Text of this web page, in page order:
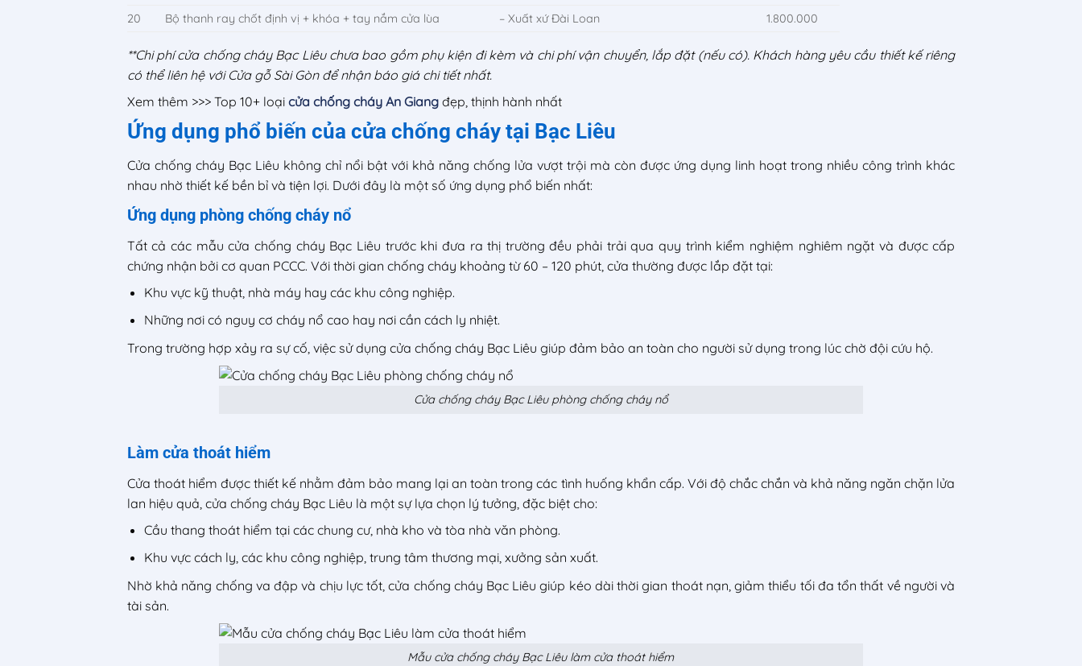
20
Bộ thanh ray chốt định vị + khóa + tay nắm cửa lùa – Xuất xứ Đài Loan 1.800.000
**Chi phí cửa chống cháy Bạc Liêu chưa bao gồm phụ kiện đi kèm và chi phí vận chuyển, lắp đặt (nếu có). Khách hàng yêu cầu thiết kế riêng
có thể liên hệ với Cửa gỗ Sài Gòn để nhận báo giá chi tiết nhất.
Xem thêm >>> Top 10+ loại cửa chống cháy An Giangđẹp, thịnh hành nhất
Ứng dụng phổ biến của cửa chống cháy tại Bạc Liêu
Cửa chống cháy Bạc Liêu không chỉ nổi bật với khả năng chống lửa vượt trội mà còn được ứng dụng linh hoạt trong nhiều công trình khác
nhau nhờ thiết kế bền bỉ và tiện lợi. Dưới đây là một số ứng dụng phổ biến nhất:
Ứng dụng phòng chống cháy nổ
Tất cả các mẫu cửa chống cháy Bạc Liêu trước khi đưa ra thị trường đều phải trải qua quy trình kiểm nghiệm nghiêm ngặt và được cấp
chứng nhận bởi cơ quan PCCC. Với thời gian chống cháy khoảng từ 60 – 120 phút, cửa thường được lắp đặt tại:
Khu vực kỹ thuật, nhà máy hay các khu công nghiệp.
Những nơi có nguy cơ cháy nổ cao hay nơi cần cách ly nhiệt.
Trong trường hợp xảy ra sự cố, việc sử dụng cửa chống cháy Bạc Liêu giúp đảm bảo an toàn cho người sử dụng trong lúc chờ đội cứu hộ.
Cửa chống cháy Bạc Liêu phòng chống cháy nổ
Làm cửa thoát hiểm
Cửa thoát hiểm được thiết kế nhằm đảm bảo mang lại an toàn trong các tình huống khẩn cấp. Với độ chắc chắn và khả năng ngăn chặn lửa
lan hiệu quả, cửa chống cháy Bạc Liêu là một sự lựa chọn lý tưởng, đặc biệt cho:
Cầu thang thoát hiểm tại các chung cư, nhà kho và tòa nhà văn phòng.
Khu vực cách ly, các khu công nghiệp, trung tâm thương mại, xưởng sản xuất.
Nhờ khả năng chống va đập và chịu lực tốt, cửa chống cháy Bạc Liêu giúp kéo dài thời gian thoát nạn, giảm thiểu tối đa tổn thất về người và
tài sản.
Mẫu cửa chống cháy Bạc Liêu làm cửa thoát hiểm